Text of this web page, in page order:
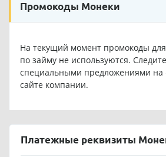
Промокоды Монеки
На текущий момент промокоды
по займу не используются.
специальными предложениями на
сайте компании.
Платежные реквизиты